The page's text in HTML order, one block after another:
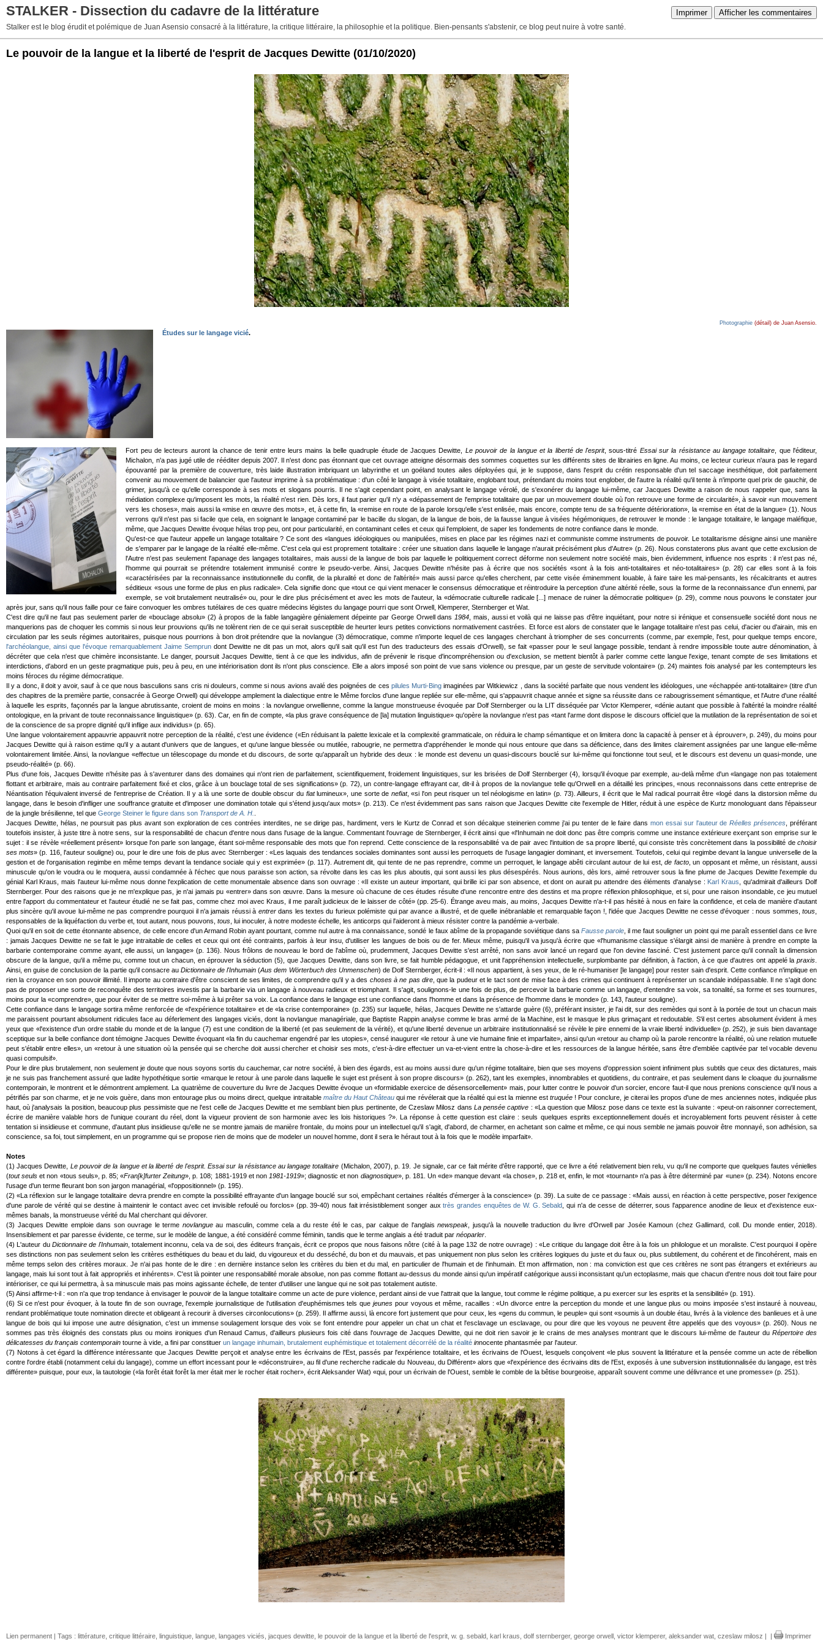
Imprimer Afficher les commentaires
STALKER - Dissection du cadavre de la littérature
Stalker est le blog érudit et polémique de Juan Asensio consacré à la littérature, la critique littéraire, la philosophie et la politique. Bien-pensants s'abstenir, ce blog peut nuire à votre santé.
Le pouvoir de la langue et la liberté de l'esprit de Jacques Dewitte (01/10/2020)
Photographie (détail) de Juan Asensio.
Études sur le langage vicié.
Fort peu de lecteurs auront la chance de tenir entre leurs mains la belle quadruple étude de Jacques Dewitte, Le pouvoir de la langue et la liberté de l'esprit, sous-titré Essai sur la résistance au langage totalitaire , que l'éditeur,
Michalon, n'a pas jugé utile de rééditer depuis 2007. Il n'est donc pas étonnant que cet ouvrage atteigne désormais des sommes coquettes sur les différents sites de librairies en ligne. Au moins, ce lecteur curieux n'aura pas le regard
épouvanté par la première de couverture, très laide illustration imbriquant un labyrinthe et un goéland toutes ailes déployées qui, je le suppose, dans l'esprit du crétin responsable d'un tel saccage inesthétique, doit parfaitement
convenir au mouvement de balancier que l'auteur imprime à sa problématique : d'un côté le langage à visée totalitaire, englobant tout, prétendant du moins tout englober, de l'autre la réalité qu'il tente à n'importe quel prix de gauchir, de
grimer, jusqu'à ce qu'elle corresponde à ses mots et slogans pourris. Il ne s'agit cependant point, en analysant le langage vérolé, de s'exonérer du langage lui-même, car Jacques Dewitte a raison de nous rappeler que, sans la
médiation complexe qu'imposent les mots, la réalité n'est rien. Dès lors, il faut parier qu'il n'y a «dépassement de l'emprise totalitaire que par un mouvement double où l'on retrouve une forme de circularité», à savoir «un mouvement
vers les choses», mais aussi la «mise en œuvre des mots», et, à cette fin, la «remise en route de la parole lorsqu'elle s'est enlisée, mais encore, compte tenu de sa fréquente détérioration», la «remise en état de la langue» (1). Nous
verrons qu'il n'est pas si facile que cela, en soignant le langage contaminé par le bacille du slogan, de la langue de bois, de la fausse langue à visées hégémoniques, de retrouver le monde : le langage totalitaire, le langage maléfique,
même, que Jacques Dewitte évoque hélas trop peu, ont pour particularité, en contaminant celles et ceux qui l'emploient, de saper les fondements de notre confiance dans le monde.
Qu'est-ce que l'auteur appelle un langage totalitaire ? Ce sont des «langues idéologiques ou manipulées, mises en place par les régimes nazi et communiste comme instruments de pouvoir. Le totalitarisme désigne ainsi une manière
de s'emparer par le langage de la réalité elle-même. C'est cela qui est proprement totalitaire : créer une situation dans laquelle le langage n'aurait précisément plus d'Autre» (p. 26). Nous constaterons plus avant que cette exclusion de
l'Autre n'est pas seulement l'apanage des langages totalitaires, mais aussi de la langue de bois par laquelle le politiquement correct déforme non seulement notre société mais, bien évidemment, influence nos esprits : il n'est pas né,
l'homme qui pourrait se prétendre totalement immunisé contre le pseudo-verbe. Ainsi, Jacques Dewitte n'hésite pas à écrire que nos sociétés «sont à la fois anti-totalitaires et néo-totalitaires» (p. 28) car elles sont à la fois
«caractérisées par la reconnaissance institutionnelle du conflit, de la pluralité et donc de l'altérité» mais aussi parce qu'elles cherchent, par cette visée éminemment louable, à faire taire les mal-pensants, les récalcitrants et autres
séditieux «sous une forme de plus en plus radicale». Cela signifie donc que «tout ce qui vient menacer le consensus démocratique et réintroduire la perception d'une altérité réelle, sous la forme de la reconnaissance d'un ennemi, par
exemple, se voit brutalement neutralisé» ou, pour le dire plus précisément et avec les mots de l'auteur, la «démocratie culturelle radicale [...] menace de ruiner la démocratie politique» (p. 29), comme nous pouvons le constater jour
après jour, sans qu'il nous faille pour ce faire convoquer les ombres tutélaires de ces quatre médecins légistes du langage pourri que sont Orwell, Klemperer, Sternberger et Wat.
C'est dire qu'il ne faut pas seulement parler de «bouclage absolu» (2) à propos de la fable langagière génialement dépeinte par George Orwell dans 1984 , mais, aussi et voilà qui ne laisse pas d'être inquiétant, pour notre si irénique et consensuelle société dont nous ne
manquerions pas de choquer les commis si nous leur prouvions qu'ils ne tolèrent rien de ce qui serait susceptible de heurter leurs petites convictions normativement castrées. Et force est alors de constater que le langage totalitaire n'est pas celui, d'acier ou d'airain, mis en
circulation par les seuls régimes autoritaires, puisque nous pourrions à bon droit prétendre que la novlangue (3) démocratique, comme n'importe lequel de ces langages cherchant à triompher de ses concurrents (comme, par exemple, l'est, pour quelque temps encore,
l'archéolangue, ainsi que l'évoque remarquablement Jaime Semprun dont Dewitte ne dit pas un mot, alors qu'il sait qu'il est l'un des traducteurs des essais d'Orwell), se fait «passer pour le seul langage possible, tendant à rendre impossible toute autre dénomination, à
décréter que cela n'est que chimère inconsistante. Le danger, poursuit Jacques Dewitte, tient à ce que les individus, afin de prévenir le risque d'incompréhension ou d'exclusion, se mettent bientôt à parler comme cette langue l'exige, tenant compte de ses limitations et
interdictions, d'abord en un geste pragmatique puis, peu à peu, en une intériorisation dont ils n'ont plus conscience. Elle a alors imposé son point de vue sans violence ou presque, par un geste de servitude volontaire» (p. 24) maintes fois analysé par les contempteurs les
moins féroces du régime démocratique.
Il y a donc, il doit y avoir, sauf à ce que nous basculions sans cris ni douleurs, comme si nous avions avalé des poignées de ces pilules Murti-Bingimaginées par Witkiewicz , dans la société parfaite que nous vendent les idéologues, une «échappée anti-totalitaire» (titre d'un
des chapitres de la première partie, consacrée à George Orwell) qui développe amplement la dialectique entre le Même forclos d'une langue repliée sur elle-même, qui s'appauvrit chaque année et signe sa réussite dans ce rabougrissement sémantique, et l'Autre d'une réalité
à laquelle les esprits, façonnés par la langue abrutissante, croient de moins en moins : la novlangue orwellienne, comme la langue monstrueuse évoquée par Dolf Sternberger ou la LIT disséquée par Victor Klemperer, «dénie autant que possible à l'altérité la moindre réalité
ontologique, en la privant de toute reconnaissance linguistique» (p. 63). Car, en fin de compte, «la plus grave conséquence de [la] mutation linguistique» qu'opère la novlangue n'est pas «tant l'arme dont dispose le discours officiel que la mutilation de la représentation de soi et
de la conscience de sa propre dignité qu'il inflige aux individus» (p. 65).
Une langue volontairement appauvrie appauvrit notre perception de la réalité, c'est une évidence («En réduisant la palette lexicale et la complexité grammaticale, on réduira le champ sémantique et on limitera donc la capacité à penser et à éprouver», p. 249), du moins pour
Jacques Dewitte qui à raison estime qu'il y a autant d'univers que de langues, et qu'une langue blessée ou mutilée, rabougrie, ne permettra d'appréhender le monde qui nous entoure que dans sa déficience, dans des limites clairement assignées par une langue elle-même
volontairement limitée. Ainsi, la novlangue «effectue un télescopage du monde et du discours, de sorte qu'apparaît un hybride des deux : le monde est devenu un quasi-discours bouclé sur lui-même qui fonctionne tout seul, et le discours est devenu un quasi-monde, une
pseudo-réalité» (p. 66).
Plus d'une fois, Jacques Dewitte n'hésite pas à s'aventurer dans des domaines qui n'ont rien de parfaitement, scientifiquement, froidement linguistiques, sur les brisées de Dolf Sternberger (4), lorsqu'il évoque par exemple, au-delà même d'un «langage non pas totalement
flottant et arbitraire, mais au contraire parfaitement fixé et clos, grâce à un bouclage total de ses significations» (p. 72), un contre-langage effrayant car, dit-il à propos de la novlangue telle qu'Orwell en a détaillé les principes, «nous reconnaissons dans cette entreprise de
Néantisation l'équivalent inversé de l'entreprise de Création. Il y a là une sorte de double obscur du fiatlumineux», une sorte de nefiat, «si l'on peut risquer un tel néologisme en latin» (p. 73). Ailleurs, il écrit que le Mal radical pourrait être «logé dans la distorsion même du
langage, dans le besoin d'infliger une souffrance gratuite et d'imposer une domination totale qui s'étend jusqu'aux mots» (p. 213). Ce n'est évidemment pas sans raison que Jacques Dewitte cite l'exemple de Hitler, réduit à une espèce de Kurtz monologuant dans l'épaisseur
de la jungle brésilienne, tel que George Steiner le figure dans son Transport de A. H.
Jacques Dewitte, hélas, ne poursuit pas plus avant son exploration de ces contrées interdites, ne se dirige pas, hardiment, vers le Kurtz de Conrad et son décalque steinerien comme j'ai pu tenter de le faire dansmon essai sur l'auteur deRéelles présences , préférant
toutefois insister, à juste titre à notre sens, sur la responsabilité de chacun d'entre nous dans l'usage de la langue. Commentant l'ouvrage de Sternberger, il écrit ainsi que «l'Inhumain ne doit donc pas être compris comme une instance extérieure exerçant son emprise sur le
sujet : il se révèle «réellement présent» lorsque l'on parle son langage, étant soi-même responsable des mots que l'on reprend. Cette conscience de la responsabilité va de pair avec l'intuition de sa propre liberté, qui consiste très concrètement dans la possibilité de choisir
ses mots» (p. 116, l'auteur souligne) ou, pour le dire une fois de plus avec Sternberger : «Les laquais des tendances sociales dominantes sont aussi les perroquets de l'usage langagier dominant, et inversement. Toutefois, celui qui regimbe devant la langue universelle de la
gestion et de l'organisation regimbe en même temps devant la tendance sociale qui y est exprimée» (p. 117). Autrement dit, qui tente de ne pas reprendre, comme un perroquet, le langage abêti circulant autour de lui est,de facto, un opposant et même, un résistant, aussi
minuscule qu'on le voudra ou le moquera, aussi condamnée à l'échec que nous paraisse son action, sa révolte dans les cas les plus aboutis, qui sont aussi les plus désespérés. Nous aurions, dès lors, aimé retrouver sous la fine plume de Jacques Dewitte l'exemple du
génial Karl Kraus, mais l'auteur lui-même nous donne l'explication de cette monumentale absence dans son ouvrage : «Il existe un auteur important, qui brille ici par son absence, et dont on aurait pu attendre des éléments d'analyse : Karl Kraus , qu'admirait d'ailleurs Dolf
Sternberger. Pour des raisons que je ne m'explique pas, je n'ai jamais pu «entrer» dans son œuvre. Dans la mesure où chacune de ces études résulte d'une rencontre entre des destins et ma propre réflexion philosophique, et si, pour une raison insondable, ce jeu mutuel
entre l'apport du commentateur et l'auteur étudié ne se fait pas, comme chez moi avec Kraus, il me paraît judicieux de le laisser de côté» (pp. 25-6). Étrange aveu mais, au moins, Jacques Dewitte n'a-t-il pas hésité à nous en faire la confidence, et cela de manière d'autant
plus sincère qu'il avoue lui-même ne pas comprendre pourquoi il n'a jamais réussi à entrerdans les textes du furieux polémiste qui par avance a illustré, et de quelle inébranlable et remarquable façon !, l'idée que Jacques Dewitte ne cesse d'évoquer : nous sommes,tous
responsables de la liquéfaction du verbe et, tout autant, nous pouvons, tous , lui inoculer, à notre modeste échelle, les anticorps qui l'aideront à mieux résister contre la pandémie a-verbale.
Quoi qu'il en soit de cette étonnante absence, de celle encore d'un Armand Robin ayant pourtant, comme nul autre à ma connaissance, sondé le faux abîme de la propagande soviétique dans saFausse parole , il me faut souligner un point qui me paraît essentiel dans ce livre
: jamais Jacques Dewitte ne se fait le juge intraitable de celles et ceux qui ont été contraints, parfois à leur insu, d'utiliser les langues de bois ou de fer. Mieux même, puisqu'il va jusqu'à écrire que «l'humanisme classique s'élargit ainsi de manière à prendre en compte la
barbarie contemporaine comme ayant, elle aussi, un langage» (p. 136). Nous frôlons de nouveau le bord de l'abîme où, prudemment, Jacques Dewitte s'est arrêté, non sans avoir lancé un regard que l'on devine fasciné. C'est justement parce qu'il connaît la dimension
obscure de la langue, qu'il a même pu, comme tout un chacun, en éprouver la séduction (5), que Jacques Dewitte, dans son livre, se fait humble pédagogue, et unit l'appréhension intellectuelle, surplombante par définition, à l'action, à ce que d'autres ont appelé la praxis
Ainsi, en guise de conclusion de la partie qu'il consacre auDictionnaire de l'Inhumain (Aus dem Wörterbuch des Unmenschen) de Dolf Sternberger, écrit-il : «Il nous appartient, à ses yeux, de le ré-humaniser [le langage] pour rester sain d'esprit. Cette confiance n'implique en
rien la croyance en son pouvoir illimité. Il importe au contraire d'être conscient de ses limites, de comprendre qu'il y a des choses à ne pas dire, que la pudeur et le tact sont de mise face à des crimes qui continuent à représenter un scandale indépassable. Il ne s'agit donc
pas de proposer une sorte de reconquête des territoires investis par la barbarie via un langage à nouveau radieux et triomphant. Il s'agit, soulignons-le une fois de plus, de percevoir la barbarie comme un langage, d'entendre sa voix, sa tonalité, sa forme et ses tournures,
moins pour la «comprendre», que pour éviter de se mettre soi-même à lui prêter sa voix. La confiance dans le langage est une confiance dans l'homme et dans la présence de l'homme dans le monde» (p. 143, l'auteur souligne).
Cette confiance dans le langage sortira même renforcée de «l'expérience totalitaire» et de «la crise contemporaine» (p. 235) sur laquelle, hélas, Jacques Dewitte ne s'attarde guère (6), préférant insister, je l'ai dit, sur des remèdes qui sont à la portée de tout un chacun mais
me paraissent pourtant absolument ridicules face au déferlement des langages viciés, dont la novlangue managériale, que Baptiste Rappin analyse comme le bras armé de la Machine, est le masque le plus grimaçant et redoutable. S'il est certes absolument évident à mes
yeux que «l'existence d'un ordre stable du monde et de la langue (7) est une condition de la liberté (et pas seulement de la vérité), et qu'une liberté devenue un arbitraire institutionnalisé se révèle le pire ennemi de la vraie liberté individuelle» (p. 252), je suis bien davantage
sceptique sur la belle confiance dont témoigne Jacques Dewitte évoquant «la fin du cauchemar engendré par les utopies», censé inaugurer «le retour à une vie humaine finie et imparfaite», ainsi qu'un «retour au champ où la parole rencontre la réalité, où une relation mutuelle
peut s'établir entre elles», un «retour à une situation où la pensée qui se cherche doit aussi chercher et choisir ses mots, c'est-à-dire effectuer un va-et-vient entre la chose-à-dire et les ressources de la langue héritée, sans être d'emblée captivée par tel vocable devenu
quasi compulsif».
Pour le dire plus brutalement, non seulement je doute que nous soyons sortis du cauchemar, car notre société, à bien des égards, est au moins aussi dure qu'un régime totalitaire, bien que ses moyens d'oppression soient infiniment plus subtils que ceux des dictatures, mais
je ne suis pas franchement assuré que ladite hypothétique sortie «marque le retour à une parole dans laquelle le sujet est présent à son propre discours» (p. 262), tant les exemples, innombrables et quotidiens, du contraire, et pas seulement dans le cloaque du journalisme
contemporain, le montrent et le démontrent amplement. La quatrième de couverture du livre de Jacques Dewitte évoque un «formidable exercice de désensorcellement» mais, pour lutter contre le pouvoir d'un sorcier, encore faut-il que nous prenions conscience qu'il nous a
pétrifiés par son charme, et je ne vois guère, dans mon entourage plus ou moins direct, quelque intraitable maître du Haut Château qui me révélerait que la réalité qui est la mienne est truquée! Pour conclure, je citerai les propos d'une de mes anciennes notes, indiquée plus
haut, où j'analysais la position, beaucoup plus pessimiste que ne l'est celle de Jacques Dewitte et me semblant bien plus pertinente, de Czeslaw Milosz dans La pensée captive : «La question que Milosz pose dans ce texte est la suivante : «peut-on raisonner correctement,
écrire de manière valable hors de l'unique courant du réel, dont la vigueur provient de son harmonie avec les lois historiques ?». La réponse à cette question est claire : seuls quelques esprits exceptionnellement doués et incroyablement forts peuvent résister à cette
tentation si insidieuse et commune, d'autant plus insidieuse qu'elle ne se montre jamais de manière frontale, du moins pour un intellectuel qu'il s'agit, d'abord, de charmer, en achetant son calme et même, ce qui nous semble ne jamais pouvoir être monnayé, son adhésion, sa
conscience, sa foi, tout simplement, en un programme qui se propose rien de moins que de modeler un nouvel homme, dont il sera le héraut tout à la fois que le modèle imparfait».
Notes
(1) Jacques Dewitte, Le pouvoir de la langue et la liberté de l'esprit. Essai sur la résistance au langage totalitaire (Michalon, 2007), p. 19. Je signale, car ce fait mérite d'être rapporté, que ce livre a été relativement bien relu, vu qu'il ne comporte que quelques fautes vénielles
(tout seuls et non «tous seuls», p. 85; «Fran[k]furter Zeitung», p. 108; 1881-1919 et non 1981-1919»; diagnostic et non diagnostique», p. 181. Un «de» manque devant «la chose», p. 218 et, enfin, le mot «tournant» n'a pas à être déterminé par «une» (p. 234). Notons encore
l'usage d'un terme fleurant bon son jargon managérial, «l'oppositionnel» (p. 195).
(2) «La réflexion sur le langage totalitaire devra prendre en compte la possibilité effrayante d'un langage bouclé sur soi, empêchant certaines réalités d'émerger à la conscience» (p. 39). La suite de ce passage : «Mais aussi, en réaction à cette perspective, poser l'exigence
d'une parole de vérité qui se destine à maintenir le contact avec cet invisible refoulé ou forclos» (pp. 39-40) nous fait irrésistiblement songer auxtrès grandes enquêtes de W. G. Sebald
, qui n'a de cesse de déterrer, sous l'apparence anodine de lieux et d'existence eux-
mêmes banals, la monstrueuse vérité du Mal cherchant qui dévorer.
(3) Jacques Dewitte emploie dans son ouvrage le terme novlangueau masculin, comme cela a du reste été le cas, par calque de l'anglaisnewspeak , jusqu'à la nouvelle traduction du livre d'Orwell par Josée Kamoun (chez Gallimard, coll. Du monde entier, 2018).
Insensiblement et par paresse évidente, ce terme, sur le modèle de langue, a été considéré comme féminin, tandis que le terme anglais a été traduit par néoparler
(4) L'auteur duDictionnaire de l'Inhumain, totalement inconnu, cela va de soi, des éditeurs français, écrit ce propos que nous faisons nôtre (cité à la page 132 de notre ouvrage) : «Le critique du langage doit être à la fois un philologue et un moraliste. C'est pourquoi il opère
ses distinctions non pas seulement selon les critères esthétiques du beau et du laid, du vigoureux et du desséché, du bon et du mauvais, et pas uniquement non plus selon les critères logiques du juste et du faux ou, plus subtilement, du cohérent et de l'incohérent, mais en
même temps selon des critères moraux. Je n'ai pas honte de le dire : en dernière instance selon les critères du bien et du mal, en particulier de l'humain et de l'inhumain. Et mon affirmation, non : ma conviction est que ces critères ne sont pas étrangers et extérieurs au
langage, mais lui sont tout à fait appropriés et inhérents». C'est là pointer une responsabilité morale absolue, non pas comme flottant au-dessus du monde ainsi qu'un impératif catégorique aussi inconsistant qu'un ectoplasme, mais que chacun d'entre nous doit tout faire pour
intérioriser, ce qui lui permettra, à sa minuscule mais pas moins agissante échelle, de tenter d'utiliser une langue qui ne soit pas totalement autiste.
(5) Ainsi affirme-t-il : «on n'a que trop tendance à envisager le pouvoir de la langue totalitaire comme un acte de pure violence, perdant ainsi de vue l'attrait que la langue, tout comme le régime politique, a pu exercer sur les esprits et la sensibilité» (p. 191).
(6) Si ce n'est pour évoquer, à la toute fin de son ouvrage, l'exemple journalistique de l'utilisation d'euphémismes tels que jeunespour voyous et même, racailles : «Un divorce entre la perception du monde et une langue plus ou moins imposée s'est instauré à nouveau,
rendant problématique toute nomination directe et obligeant à recourir à diverses circonlocutions» (p. 259). Il affirme aussi, là encore fort justement que pour ceux, les «gens du commun, le peuple» qui sont «soumis à un double étau, livrés à la violence des banlieues et à une
langue de bois qui lui impose une autre désignation, c'est un immense soulagement lorsque des voix se font entendre pour appeler un chat un chat et l'esclavage un esclavage, ou pour dire que les voyous ne peuvent être appelés que des voyous» (p. 260). Nous ne
sommes pas très éloignés des constats plus ou moins ironiques d'un Renaud Camus, d'ailleurs plusieurs fois cité dans l'ouvrage de Jacques Dewitte, qui ne doit rien savoir je le crains de mes analyses montrant que le discours lui-même de l'auteur duRépertoire des
délicatesses du français contemporain tourne à vide, a fini par constituer un langage inhumain, brutalement euphémistique et totalement décorrélé de la réalité innocente phantasmée par l'auteur.
(7) Notons à cet égard la différence intéressante que Jacques Dewitte perçoit et analyse entre les écrivains de l'Est, passés par l'expérience totalitaire, et les écrivains de l'Ouest, lesquels conçoivent «le plus souvent la littérature et la pensée comme un acte de rébellion
contre l'ordre établi (notamment celui du langage), comme un effort incessant pour le «déconstruire», au fil d'une recherche radicale du Nouveau, du Différent» alors que «l'expérience des écrivains dits de l'Est, exposés à une subversion institutionnalisée du langage, est très
différente» puisque, pour eux, la tautologie («la forêt était forêt la mer était mer le rocher était rocher», écrit Aleksander Wat) «qui, pour un écrivain de l'Ouest, semble le comble de la bêtise bourgeoise, apparaît souvent comme une délivrance et une promesse» (p. 251).
Lien permanent | Tags : littérature critique littéraire linguistique langue langages viciés jacques dewitte le pouvoir de la langue et la liberté de l'esprit w. g. sebald karl kraus dolf sternberger, george orwell victor klemperer, aleksander wat czeslaw milosz | | Imprimer